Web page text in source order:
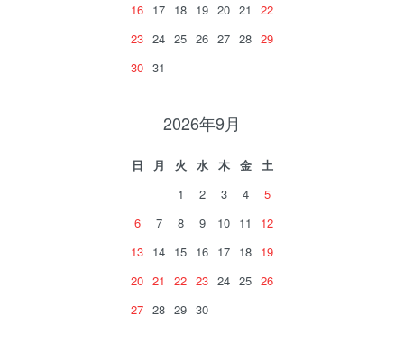
16 17 18 19 20 21
22
23 24 25 26 27 28 29
30 31
2026年9月
日 月 火 水 木 金
土
1
2 3 4
5
6
7 8 9 10 11
12
13 14 15 16 17 18 19
20 21 22 23 24 25 26
27 28 29 30